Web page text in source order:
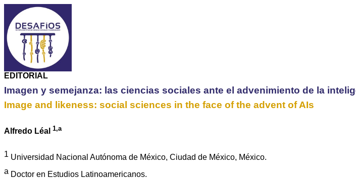
EDITORIAL
Imagen y semejanza: las ciencias sociales ante el advenimiento de la
Image and likeness: social sciences in the face of the advent of AIs
Alfredo Léal 1,a
1 Universidad Nacional Autónoma de México, Ciudad de México, México.
a Doctor en Estudios Latinoamericanos.